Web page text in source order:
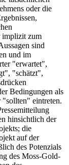
oder die
implizit zum
sind
und im
"erwartet",
"schätzt",
Bedingungen als
eintreten.
hinsichtlich der
die
auf der
des Potenzials
des Moss-Gold-